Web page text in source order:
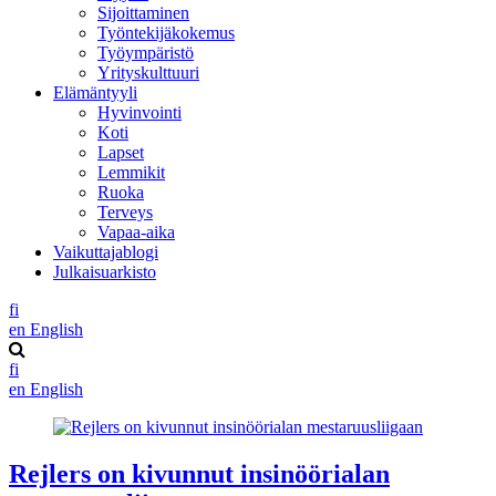
Sijoittaminen
Työntekijäkokemus
Työympäristö
Yrityskulttuuri
Elämäntyyli
Hyvinvointi
Koti
Lapset
Lemmikit
Ruoka
Terveys
Vapaa-aika
Vaikuttajablogi
Julkaisuarkisto
fi
en English
fi
en English
Rejlers on kivunnut insinöörialan